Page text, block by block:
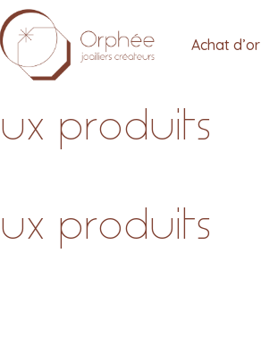
Achat d’or
produits
produits